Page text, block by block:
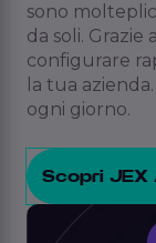
sono
da soli. Grazie
configurare
la tua azienda.
ogni giorno.
Scopri JEX